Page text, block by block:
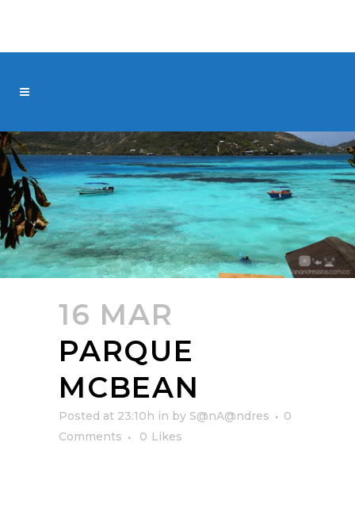
16 MAR
PARQUE
MCBEAN
Posted at 23:10h in by S@nA@ndres
0
Comments
0 Likes